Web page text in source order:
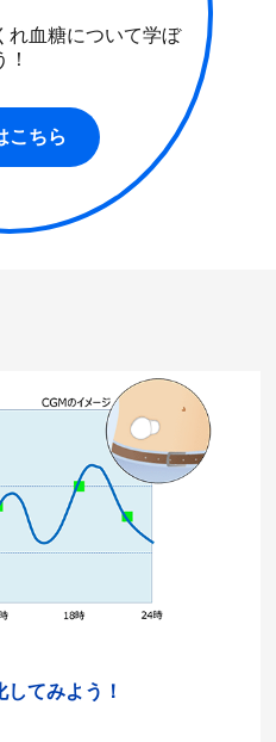
れ血糖について学ぼ
！
こちら
てみよう！